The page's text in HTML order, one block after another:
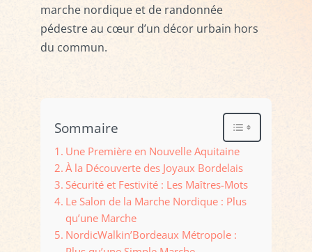
marche nordique et de randonnée
pédestre au cœur d’un décor urbain hors
du commun.
Sommaire
Une Première en Nouvelle Aquitaine
À la Découverte des Joyaux Bordelais
Sécurité et Festivité : Les Maîtres-Mots
Le Salon de la Marche Nordique : Plus
qu’une Marche
NordicWalkin’Bordeaux Métropole :